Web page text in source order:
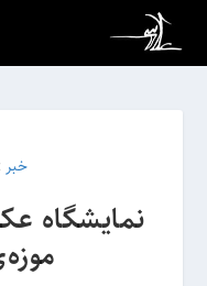
خبر
نمایشگاه